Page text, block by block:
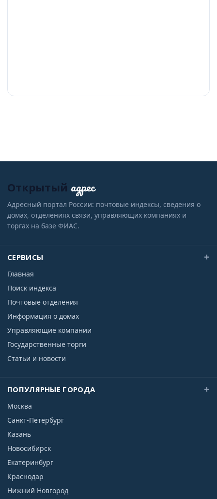
Открытый адрес
Адресный портал России: почтовые индексы, сведения о
домах, отделениях связи, управляющих компаниях и
торгах на базе ФИАС.
СЕРВИСЫ
Главная
Поиск индекса
Почтовые отделения
Информация о домах
Управляющие компании
Государственные торги
Статьи и новости
ПОПУЛЯРНЫЕ ГОРОДА
Москва
Санкт-Петербург
Казань
Новосибирск
Екатеринбург
Краснодар
Нижний Новгород